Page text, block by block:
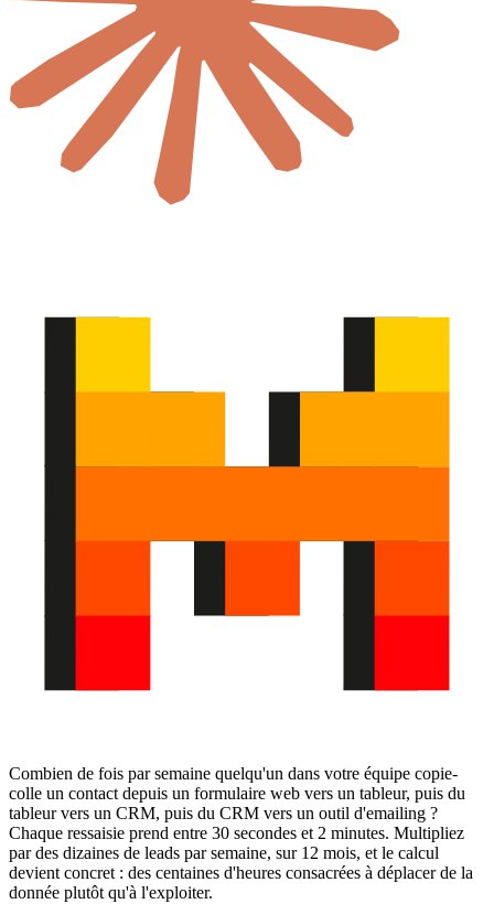
Combien de fois par semaine quelqu'un dans votre équipe copie-
colle un contact depuis un formulaire web vers un tableur, puis du
tableur vers un CRM, puis du CRM vers un outil d'emailing ?
Chaque ressaisie prend entre 30 secondes et 2 minutes. Multipliez
par des dizaines de leads par semaine, sur 12 mois, et le calcul
devient concret : des centaines d'heures consacrées à déplacer de la
donnée plutôt qu'à l'exploiter.